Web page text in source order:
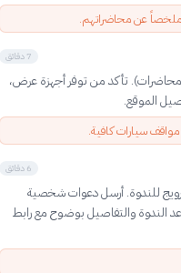
ملخصاً عن محاضراتهم.
7 دقائق
محاضرات). تأكد من توفر أجهزة عرض،
الموقع.
سيارات كافية.
6 دقائق
للندوة. أرسل دعوات شخصية
الندوة والتفاصيل بوضوح مع رابط